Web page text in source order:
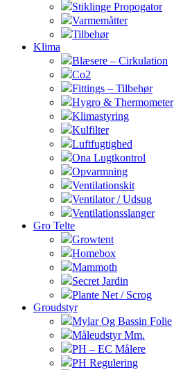
Stiklinge Propogator
Varmemåtter
Tilbehør
Klima
Blæsere – Cirkulation
Co2
Fittings – Tilbehør
Hygro & Thermometer
Klimastyring
Kulfilter
Luftfugtighed
Ona Lugtkontrol
Opvarmning
Ventilationskit
Ventilator / Udsug
Ventilationsslanger
Gro Telte
Growtent
Homebox
Mammoth
Secret Jardin
Plante Net / Scrog
Groudstyr
Mylar Og Bassin Folie
Måleudstyr Mm.
PH – EC Målere
PH Regulering